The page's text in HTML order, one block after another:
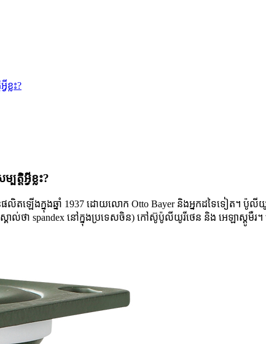
លះ?
តិអ្វីខ្លះ?
ើងក្នុងឆ្នាំ 1937 ដោយលោក Otto Bayer និងអ្នកដទៃទៀត។ ប៉ូលីយូ
ាល់ថា spandex នៅក្នុងប្រទេសចិន) កៅស៊ូប៉ូលីយូរីថេន និង អេឡាស្តូមឺរ។